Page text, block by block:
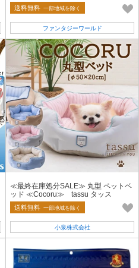
送料無料 一部地域を除く
ファンタジーワールド
≪最終在庫処分SALE≫ 丸型 ペットベ
ッド ≪Cocoru≫ tassu タッス
送料無料 一部地域を除く
小泉株式会社